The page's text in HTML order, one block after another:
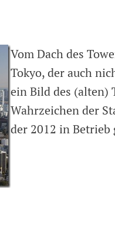
Vom Dach des
Tokyo, der auch
ein Bild des (alten)
Wahrzeichen der
der 2012 in Betrieb